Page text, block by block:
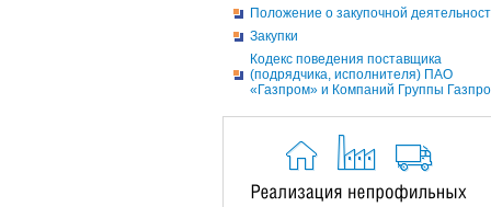
Положение о закупочной
Закупки
Кодекс поведения поставщика
(подрядчика, исполнителя) ПАО
«Газпром» и Компаний Группы